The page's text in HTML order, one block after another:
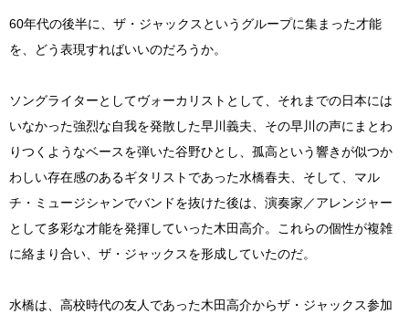
60年代の後半に、ザ・ジャックスというグループに集まった才能
を、どう表現すればいいのだろうか。
ソングライターとしてヴォーカリストとして、それまでの日本には
いなかった強烈な自我を発散した早川義夫、その早川の声にまとわ
りつくようなベースを弾いた谷野ひとし、孤高という響きが似つか
わしい存在感のあるギタリストであった水橋春夫、そして、マル
チ・ミュージシャンでバンドを抜けた後は、演奏家／アレンジャー
として多彩な才能を発揮していった木田高介。これらの個性が複雑
に絡まり合い、ザ・ジャックスを形成していたのだ。
水橋は、高校時代の友人であった木田高介からザ・ジャックス参加